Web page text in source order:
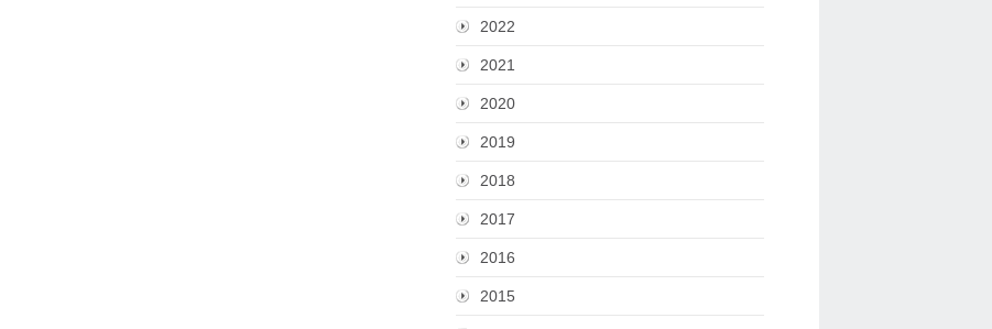
2022
2021
2020
2019
2018
2017
2016
2015